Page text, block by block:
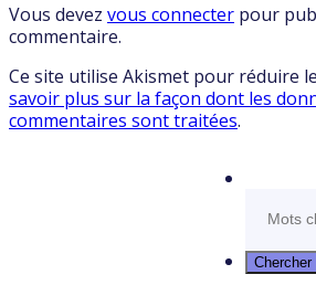
Vous devez vous connecter pour
commentaire.
Ce site utilise Akismet pour réduire
savoir plus sur la façon dont les
commentaires sont traitées.